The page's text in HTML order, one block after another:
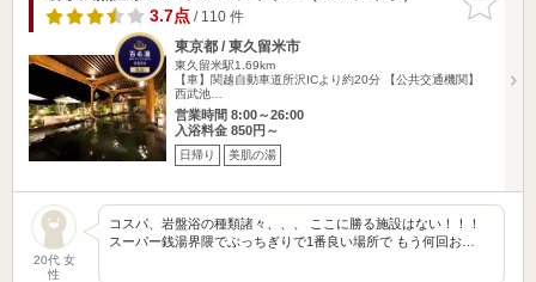
りに追加
3.7点/ 110 件
東京都 / 東久留米市
東久留米駅1.69km
【車】関越自動車道所沢ICより約20分 【公共交通機関】
西武池…
営業時間 8:00～26:00
入浴料金 850円～
日帰り 美肌の湯
20代 女
性
コスパ、岩盤浴の種類諸々、、、 ここに勝る施設はない！！！
スーパー銭湯界隈でぶっちぎりで1番良い場所で もう何回お…